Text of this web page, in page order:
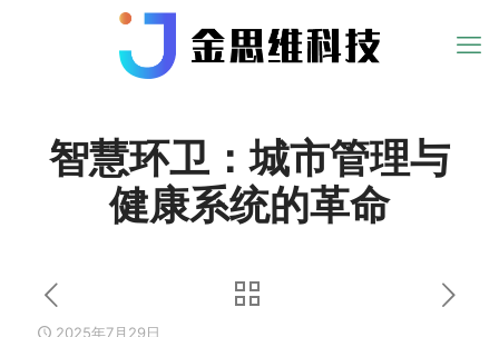
智慧环卫：城市管理与
健康系统的革命
2025年7月29日